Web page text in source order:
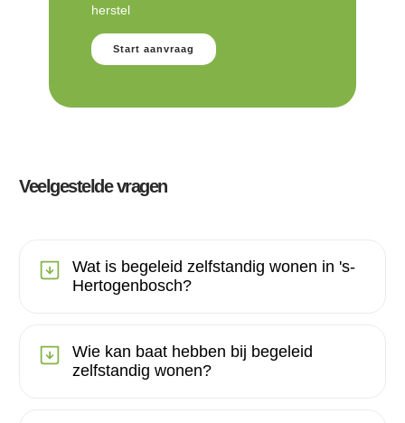
herstel
Start aanvraag
Veelgestelde vragen
Wat is begeleid zelfstandig wonen in 's-
Hertogenbosch?
Wie kan baat hebben bij begeleid
zelfstandig wonen?